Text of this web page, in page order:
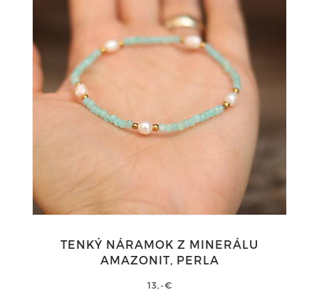
TENKÝ NÁRAMOK Z MINERÁLU
AMAZONIT, PERLA
13,-€